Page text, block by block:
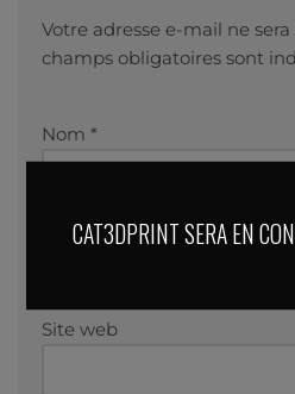
Votre adresse e-mail ne
champs obligatoires sont
Nom *
E-mail*
Site web
CAT3DPRINT SERA EN